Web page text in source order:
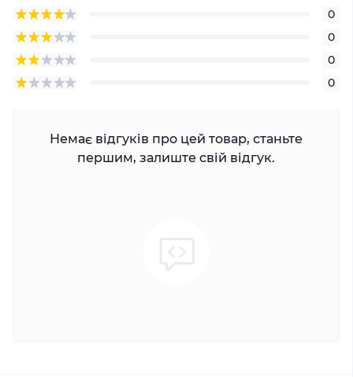
0
0
0
0
Немає відгуків про цей товар, станьте
першим, залиште свій відгук.